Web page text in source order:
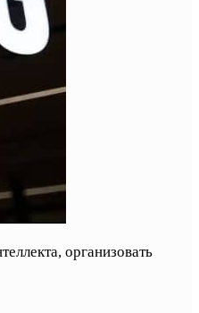
организовать